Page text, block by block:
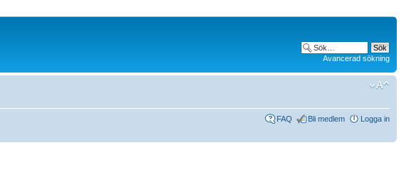
Avancerad sökning
FAQ Bli medlem Logga in